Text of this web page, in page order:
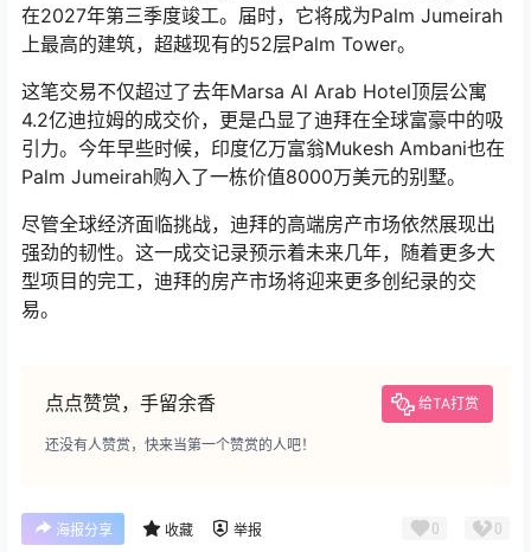
在2027年第三季度竣工。届时，它将成为Palm Jumeirah
上最高的建筑，超越现有的52层Palm Tower。
这笔交易不仅超过了去年Marsa Al Arab Hotel顶层公寓
4.2亿迪拉姆的成交价，更是凸显了迪拜在全球富豪中的吸
引力。今年早些时候，印度亿万富翁Mukesh Ambani也在
Palm Jumeirah购入了一栋价值8000万美元的别墅。
尽管全球经济面临挑战，迪拜的高端房产市场依然展现出
强劲的韧性。这一成交记录预示着未来几年，随着更多大
型项目的完工，迪拜的房产市场将迎来更多创纪录的交
易。
点点赞赏，手留余香 给TA打赏
还没有人赞赏，快来当第一个赞赏的人吧！
海报分享 收藏 举报 0 0